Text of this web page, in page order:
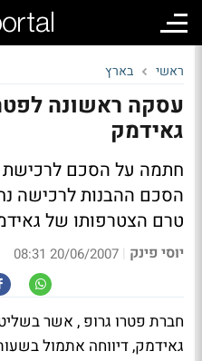
ראשי בארץ
עסקה ראשונה
גאידמק
הסכם ההבנות לרכישה
טרם הצטרפותו של
יוסי פינק |
20/06/2007 08:31
חברת פטרו גרופ , אשר
גאידמק, דיווחה אתמול